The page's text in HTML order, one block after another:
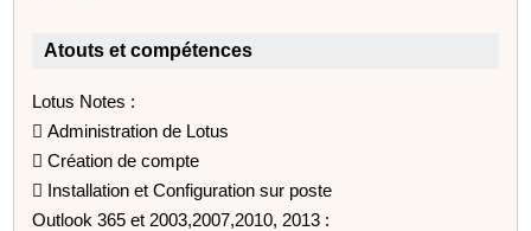
Atouts et compétences
Lotus Notes :
 Administration de Lotus
 Création de compte
 Installation et Configuration sur poste
Outlook 365 et 2003,2007,2010, 2013 :